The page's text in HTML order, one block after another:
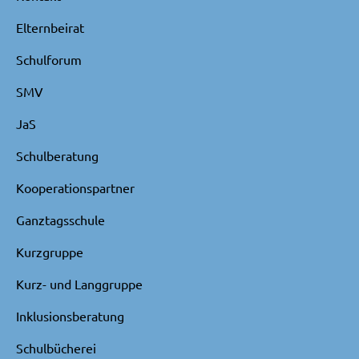
Elternbeirat
Schulforum
SMV
JaS
Schulberatung
Kooperationspartner
Ganztagsschule
Kurzgruppe
Kurz- und Langgruppe
Inklusionsberatung
Schulbücherei